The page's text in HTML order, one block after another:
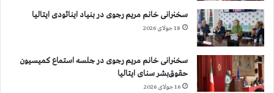
سخنرانی خانم مریم رجوی در بنیاد اینائودی ایتالیا
18 جولای 2026
سخنرانی خانم مریم رجوی در جلسه استماع کمیسیون
حقوق‌بشر سنای ایتالیا
16 جولای 2026